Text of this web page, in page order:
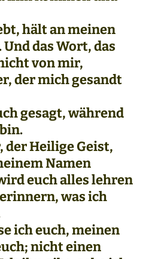
hält an meinen
das Wort, das
von mir,
der mich gesandt
gesagt, während
der Heilige Geist,
Namen
euch alles lehren
was ich
ich euch, meinen
nicht einen